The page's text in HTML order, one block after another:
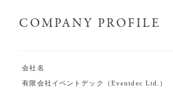
COMPANY PROFILE
会社名
有限会社イベントデック（Eventdec Ltd.）